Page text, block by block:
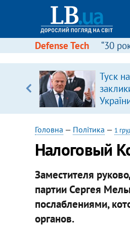
Defense Tech “30
Туск
Головна — Політика — 1
Налоговый
Заместителя
партии Сергея
послаблениями,
органов.​